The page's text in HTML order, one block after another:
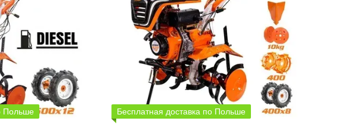
Польше Бесплатная доставка по Польше